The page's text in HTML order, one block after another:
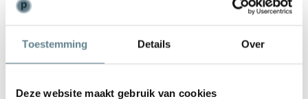
Toestemming Details Over
Deze website maakt gebruik van cookies
Weinig onderhoud
De plantenbak is zeer gemakkelijk in onderhoud. Is de plantenbak
borstel of doek en met lauw water. Gebruik
geen